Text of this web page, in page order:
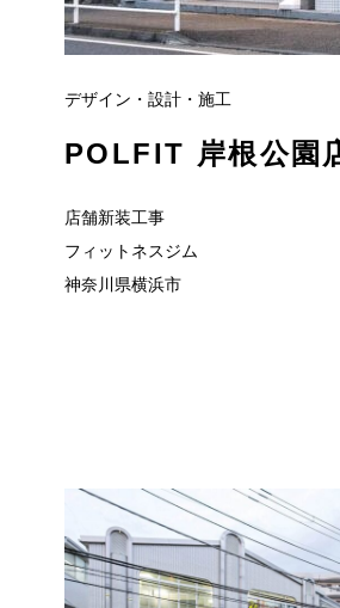
デザイン・設計・施工
POLFIT 岸根公園
店舗新装工事
フィットネスジム
神奈川県横浜市